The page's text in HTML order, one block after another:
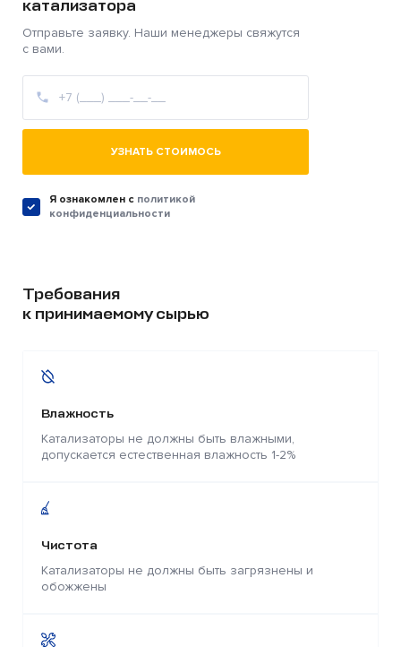
катализатора
Отправьте заявку. Наши менеджеры свяжутся
с вами.
УЗНАТЬ СТОИМОСЬ
Я ознакомлен c политикой
конфиденциальности
Требования
к принимаемому сырью
Влажность
Катализаторы не должны быть влажными,
допускается естественная влажность 1-2%
Чистота
Катализаторы не должны быть загрязнены и
обожжены